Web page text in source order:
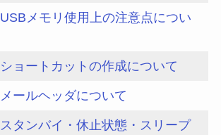
USBメモリ使用上の注意点につい
ショートカットの作成について
メールヘッダについて
スタンバイ・休止状態・スリープ